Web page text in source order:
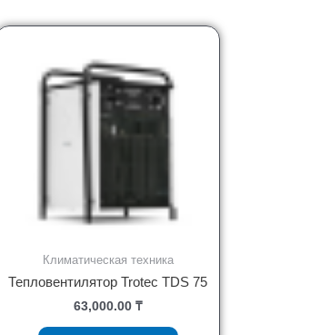
Климатическая техника
Тепловентилятор Trotec TDS 75
63,000.00₸